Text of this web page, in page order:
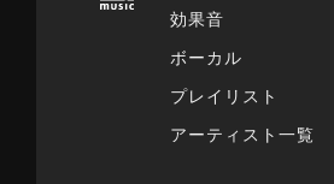
効果音
ボーカル
プレイリスト
アーティスト一覧